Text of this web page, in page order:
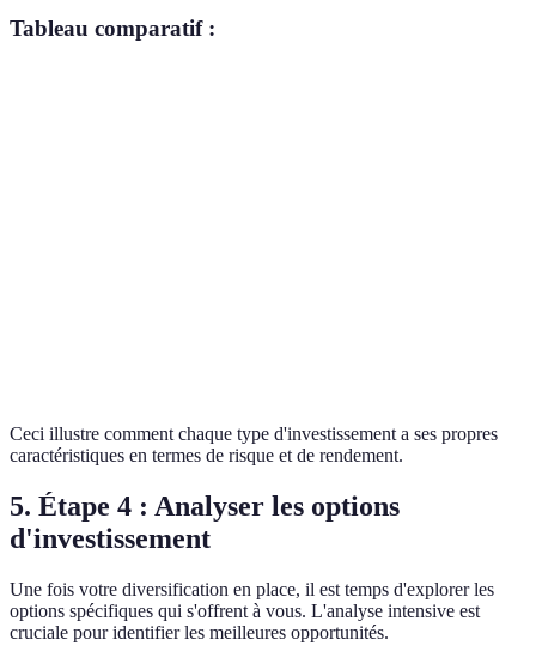
Tableau comparatif :
Ceci illustre comment chaque type d'investissement a ses propres
caractéristiques en termes de risque et de rendement.
5. Étape 4 : Analyser les options
d'investissement
Une fois votre diversification en place, il est temps d'explorer les
options spécifiques qui s'offrent à vous. L'analyse intensive est
cruciale pour identifier les meilleures opportunités.